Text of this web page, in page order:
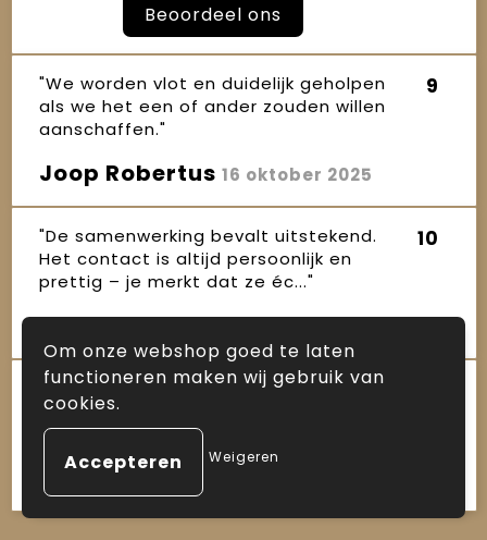
Beoordeel ons
"We worden vlot en duidelijk geholpen
als we het een of ander zouden willen
aanschaffen."
9
Joop Robertus 16 oktober 2025
"De samenwerking bevalt uitstekend.
Het contact is altijd persoonlijk en
prettig – je merkt dat ze éc..."
10
Janet
"Sinds enkele jaren maken wij gebruik
van de diensten van Arnauld, zowel
voor kerstpakketten als ande..."
Ineke 16 oktober 2025
Om onze webshop goed te laten
functioneren maken wij gebruik van
cookies.
Weigeren